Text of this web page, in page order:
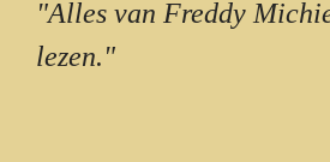
"Alles van Freddy
lezen."